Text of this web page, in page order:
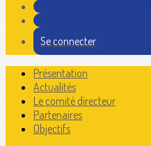
Se connecter
Présentation
Actualités
Le comité directeur
Partenaires
Objectifs